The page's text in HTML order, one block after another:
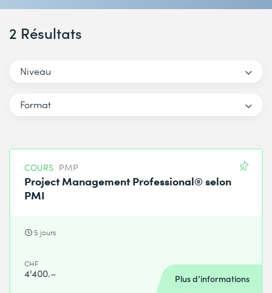
2 Résultats
Niveau
Format
COURS PMP
Project Management Professional® selon
PMI
5 jours
CHF
4'400.– Plus d’informations